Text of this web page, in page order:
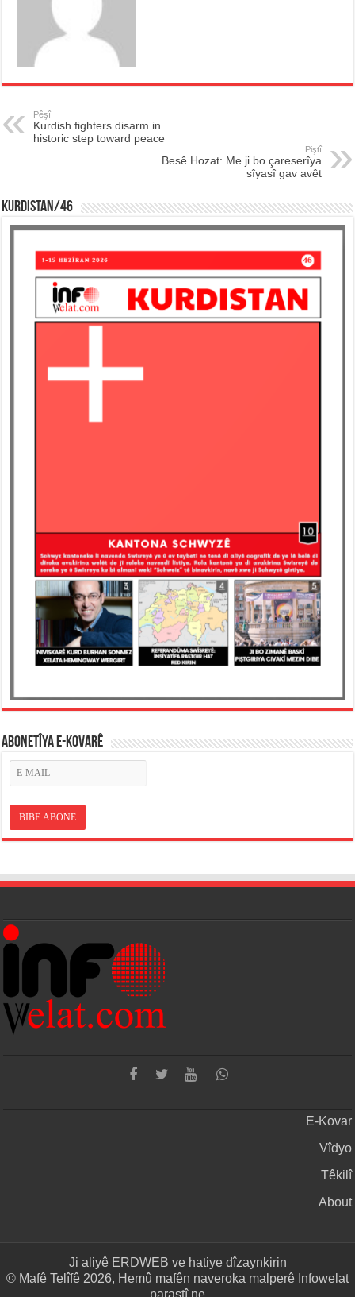
Pêşî
Kurdish fighters disarm in
historic step toward peace
Piştî
Besê Hozat: Me ji bo çareserîya
sîyasî gav avêt
KURDISTAN/46
ABONETÎYA E-KOVARÊ
E-Kovar
Vîdyo
Têkilî
About
Ji aliyê ERDWEB ve hatiye dîzaynkirin
© Mafê Telîfê 2026, Hemû mafên naveroka malperê Infowelat
parastî ne